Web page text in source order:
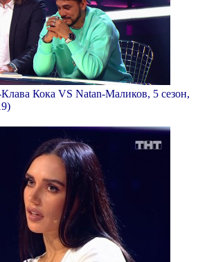
Кока VS Natan-Маликов, 5 сезон,